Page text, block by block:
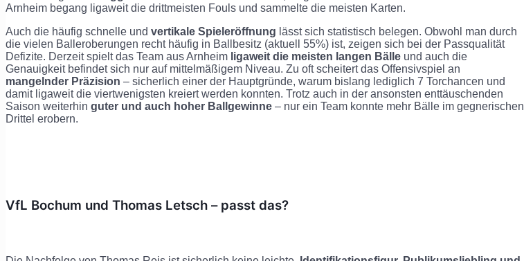
Arnheim begang ligaweit die drittmeisten Fouls und sammelte die meisten Karten.
Auch die häufig schnelle und vertikale Spieleröffnung lässt sich statistisch belegen. Obwohl man durch
die vielen Balleroberungen recht häufig in Ballbesitz (aktuell 55%) ist, zeigen sich bei der Passqualität
Defizite. Derzeit spielt das Team aus Arnheim ligaweit die meisten langen Bälle und auch die
Genauigkeit befindet sich nur auf mittelmäßigem Niveau. Zu oft scheitert das Offensivspiel an
mangelnder Präzision – sicherlich einer der Hauptgründe, warum bislang lediglich 7 Torchancen und
damit ligaweit die viertwenigsten kreiert werden konnten. Trotz auch in der ansonsten enttäuschenden
Saison weiterhin guter und auch hoher Ballgewinne – nur ein Team konnte mehr Bälle im gegnerischen
Drittel erobern.
VfL Bochum und Thomas Letsch – passt das?